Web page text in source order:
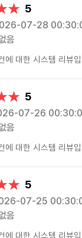
5
07-28
음
에 대한 시스템 리뷰
5
07-26
음
에 대한 시스템 리뷰
5
07-25
음
에 대한 시스템 리뷰